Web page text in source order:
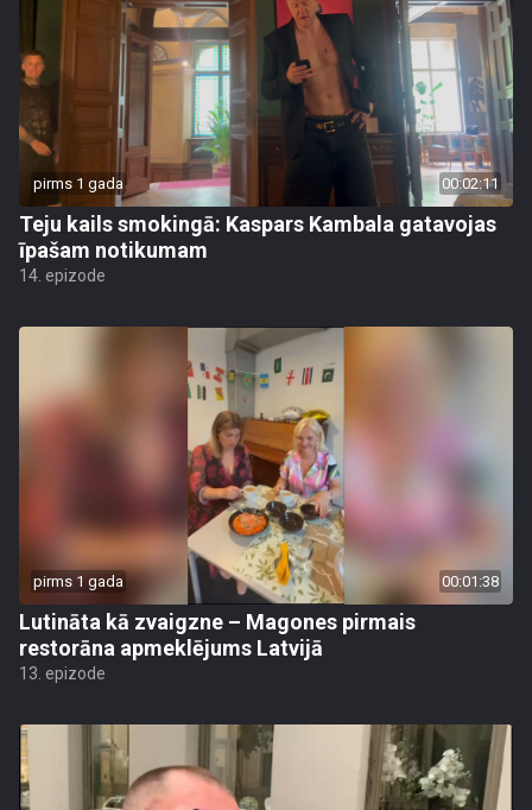
pirms 1 gada 00:02:11
Teju kails smokingā: Kaspars Kambala gatavojas
īpašam notikumam
14. epizode
pirms 1 gada 00:01:38
Lutināta kā zvaigzne – Magones pirmais
restorāna apmeklējums Latvijā
13. epizode